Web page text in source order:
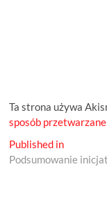
Ta strona używa
sposób
Nawigacja
wpisu
Published in
Podsumowanie